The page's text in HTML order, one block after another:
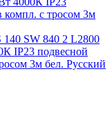
SW 840 2 L2800
IP23 подвесной
3м бел. Русский